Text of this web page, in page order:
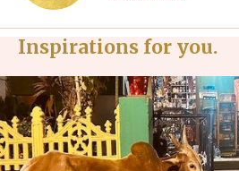
Inspirations for you.